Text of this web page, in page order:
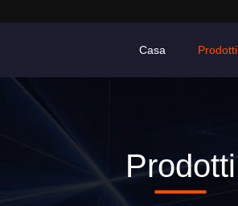
Casa Prodotti
Prodotti